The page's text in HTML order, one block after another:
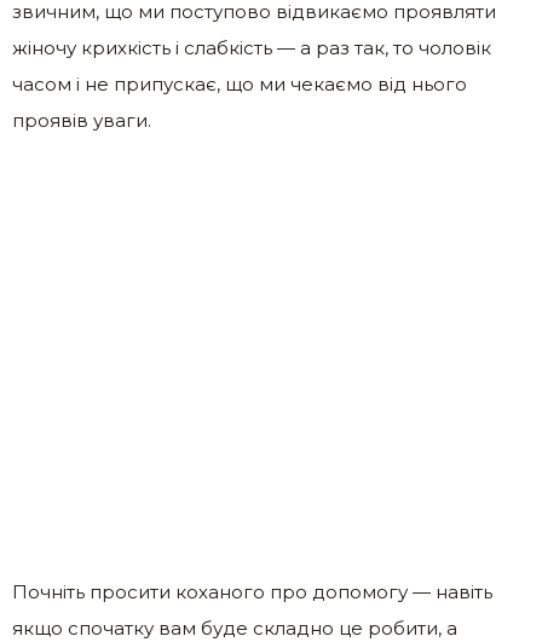
звичним, що ми поступово відвикаємо проявляти
жіночу крихкість і слабкість — а раз так, то чоловік
часом і не припускає, що ми чекаємо від нього
проявів уваги.
Почніть просити коханого про допомогу — навіть
якщо спочатку вам буде складно це робити, а